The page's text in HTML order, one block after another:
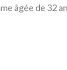
âgée de 32